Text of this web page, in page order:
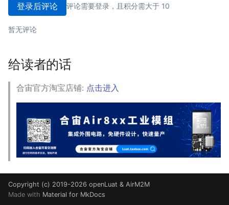
登录后评论 评论需要登录，且积分需大于 10
暂无评论
给读者的话
合宙官方淘宝店铺: 点击进入
Copyright (c) 2019-2026 openLuat & AirM2M
Made with Material for MkDocs